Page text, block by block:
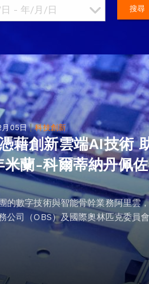
搜尋
05日 |科技創新
藉創新雲端AI技術
蘭-科爾蒂納丹佩
的數字技術與智能骨幹業務阿里雲
公司（OBS）及國際奧林匹克委員